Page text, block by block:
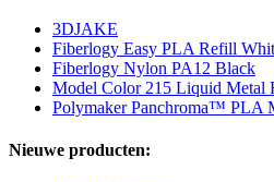
3DJAKE
Fiberlogy Easy PLA Refill
Fiberlogy Nylon PA12 Black
Model Color 215 Liquid Metal
Polymaker Panchroma™ PLA
Nieuwe producten: